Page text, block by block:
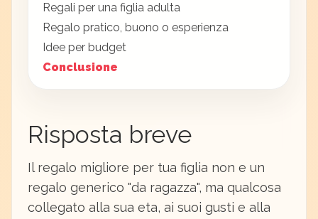
Regali per una figlia adulta
Regalo pratico, buono o esperienza
Idee per budget
Conclusione
Risposta breve
Il regalo migliore per tua figlia non e un
regalo generico "da ragazza", ma qualcosa
collegato alla sua eta, ai suoi gusti e alla